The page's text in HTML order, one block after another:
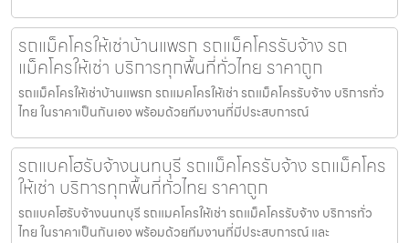
รถแม็คโครให้เช่าบ้านแพรก รถแม็คโครรับจ้าง รถ
แม็คโครให้เช่า บริการทุกพื้นที่ทั่วไทย ราคาถูก
รถแม็คโครให้เช่าบ้านแพรก รถแมคโครให้เช่า รถแม็คโครรับจ้าง บริการทั่ว
ไทย ในราคาเป็นกันเอง พร้อมด้วยทีมงานที่มีประสบการณ์
รถแบคโฮรับจ้างนนทบุรี รถแม็คโครรับจ้าง รถแม็คโคร
ให้เช่า บริการทุกพื้นที่ทั่วไทย ราคาถูก
รถแบคโฮรับจ้างนนทบุรี รถแมคโครให้เช่า รถแม็คโครรับจ้าง บริการทั่ว
ไทย ในราคาเป็นกันเอง พร้อมด้วยทีมงานที่มีประสบการณ์ และ